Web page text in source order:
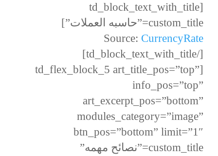
[td_block_text_with_title
custom_title=”حاسبه العملات”]
Source: CurrencyRate
[/td_block_text_with_title]
[td_flex_block_5 art_title_pos=”top”
info_pos=”top”
art_excerpt_pos=”bottom”
modules_category=”image”
btn_pos=”bottom” limit=”1″
custom_title=”نصائح مهمه”